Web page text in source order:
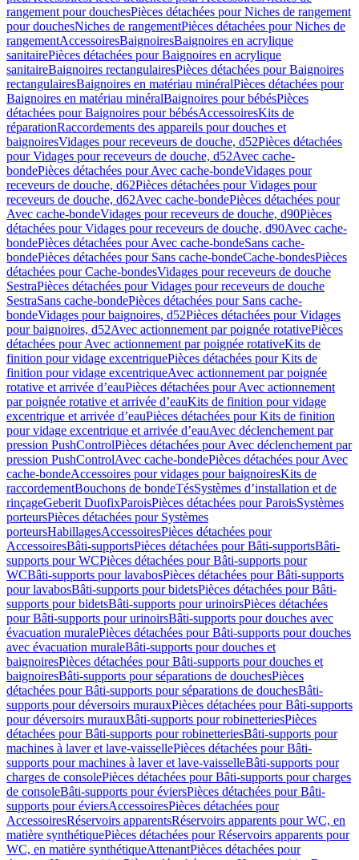
rangement pour douchesPièces détachées pour Niches de rangement
pour douchesNiches de rangementPièces détachées pour Niches de
rangementAccessoiresBaignoiresBaignoires en acrylique
sanitairePièces détachées pour Baignoires en acrylique
sanitaireBaignoires rectangulairesPièces détachées pour Baignoires
rectangulairesBaignoires en matériau minéralPièces détachées pour
Baignoires en matériau minéralBaignoires pour bébésPièces
détachées pour Baignoires pour bébésAccessoiresKits de
réparationRaccordements des appareils pour douches et
baignoiresVidages pour receveurs de douche, d52Pièces détachées
pour Vidages pour receveurs de douche, d52Avec cache-
bondePièces détachées pour Avec cache-bondeVidages pour
receveurs de douche, d62Pièces détachées pour Vidages pour
receveurs de douche, d62Avec cache-bondePièces détachées pour
Avec cache-bondeVidages pour receveurs de douche, d90Pièces
détachées pour Vidages pour receveurs de douche, d90Avec cache-
bondePièces détachées pour Avec cache-bondeSans cache-
bondePièces détachées pour Sans cache-bondeCache-bondesPièces
détachées pour Cache-bondesVidages pour receveurs de douche
SestraPièces détachées pour Vidages pour receveurs de douche
SestraSans cache-bondePièces détachées pour Sans cache-
bondeVidages pour baignoires, d52Pièces détachées pour Vidages
pour baignoires, d52Avec actionnement par poignée rotativePièces
détachées pour Avec actionnement par poignée rotativeKits de
finition pour vidage excentriquePièces détachées pour Kits de
finition pour vidage excentriqueAvec actionnement par poignée
rotative et arrivée d’eauPièces détachées pour Avec actionnement
par poignée rotative et arrivée d’eauKits de finition pour vidage
excentrique et arrivée d’eauPièces détachées pour Kits de finition
pour vidage excentrique et arrivée d’eauAvec déclenchement par
pression PushControlPièces détachées pour Avec déclenchement par
pression PushControlAvec cache-bondePièces détachées pour Avec
cache-bondeAccessoires pour vidages pour baignoiresKits de
raccordementBouchons de bondeTésSystèmes d’installation et de
rinçageGeberit DuofixParoisPièces détachées pour ParoisSystèmes
porteursPièces détachées pour Systèmes
porteursHabillagesAccessoiresPièces détachées pour
AccessoiresBâti-supportsPièces détachées pour Bâti-supportsBâti-
supports pour WCPièces détachées pour Bâti-supports pour
WCBâti-supports pour lavabosPièces détachées pour Bâti-supports
pour lavabosBâti-supports pour bidetsPièces détachées pour Bâti-
supports pour bidetsBâti-supports pour urinoirsPièces détachées
pour Bâti-supports pour urinoirsBâti-supports pour douches avec
évacuation muralePièces détachées pour Bâti-supports pour douches
avec évacuation muraleBâti-supports pour douches et
baignoiresPièces détachées pour Bâti-supports pour douches et
baignoiresBâti-supports pour séparations de douchesPièces
détachées pour Bâti-supports pour séparations de douchesBâti-
supports pour déversoirs murauxPièces détachées pour Bâti-supports
pour déversoirs murauxBâti-supports pour robinetteriesPièces
détachées pour Bâti-supports pour robinetteriesBâti-supports pour
machines à laver et lave-vaissellePièces détachées pour Bâti-
supports pour machines à laver et lave-vaisselleBâti-supports pour
charges de consolePièces détachées pour Bâti-supports pour charges
de consoleBâti-supports pour éviersPièces détachées pour Bâti-
supports pour éviersAccessoiresPièces détachées pour
AccessoiresRéservoirs apparentsRéservoirs apparents pour WC, en
matière synthétiquePièces détachées pour Réservoirs apparents pour
WC, en matière synthétiqueAttenantPièces détachées pour